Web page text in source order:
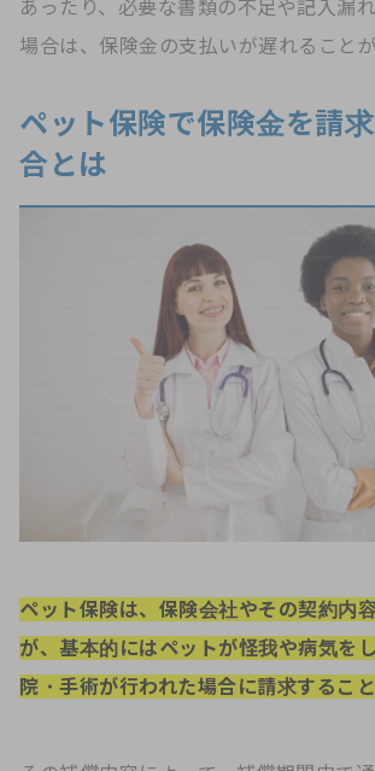
あったり、必要な書類の不足や記入漏
場合は、保険金の支払いが遅れることが
ペット保険で保険金を請
合とは
ペット保険は、保険会社やその契約内
が、基本的にはペットが怪我や病気を
院・手術が行われた場合に請求すること